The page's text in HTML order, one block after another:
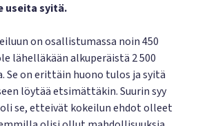
useita syitä.
on osallistumassa noin 450
lähelläkään alkuperäistä 2 500
on erittäin huono tulos ja syitä
löytää etsimättäkin. Suurin syy
se, etteivät kokeilun ehdot olleet